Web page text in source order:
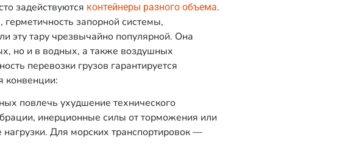
задействуются контейнеры разного объема.
герметичность запорной системы,
эту тару чрезвычайно популярной. Она
но и в водных, а также воздушных
перевозки грузов гарантируется
конвенции:
повлечь ухудшение технического
инерционные силы от торможения или
Для морских транспортировок —